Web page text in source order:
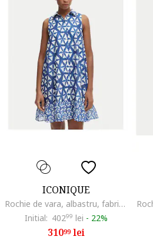
ICONIQUE
Rochie de vara, albastru, fabricat din material usor
Initial: 40299 lei - 22%
31099lei